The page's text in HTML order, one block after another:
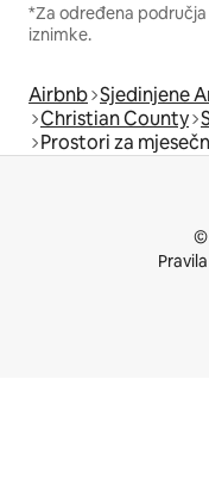
*Za određena
iznimke.
Airbnb Sjedinjene
Christian County
Prostori za
©